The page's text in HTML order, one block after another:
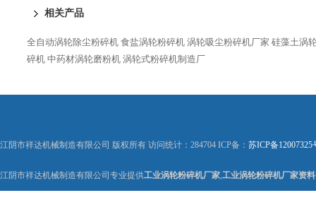
相关产品
全自动涡轮除尘粉碎机 食盐涡轮粉碎机 涡轮吸尘粉碎机厂家 硅藻土涡
碎机 中药材涡轮磨粉机 涡轮式粉碎机制造厂
江阴市祥达机械制造有限公司 版权所有 访问统计：284704 ICP备： 苏ICP备12007325
江阴市祥达机械制造有限公司专业提供工业涡轮粉碎机厂家,工业涡轮粉碎机厂家资料